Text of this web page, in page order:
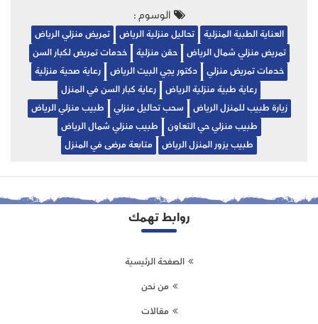
الوسوم :
العناية الطبية المنزلية تحاليل منزلية الرياض تمريض منزلي الرياض
تمريض منزلي شمال الرياض حقن منزلية خدمات تمريض لكبار السن
خدمات تمريض منزلي دكتور يجي البيت الرياض رعاية صحية منزلية
رعاية طبية منزلية الرياض رعاية كبار السن في المنزل
زيارة طبيب للمنزل الرياض سحب تحاليل منزلي طبيب منزلي الرياض
طبيب منزلي حي التعاون طبيب منزلي شمال الرياض
طبيب يزور المنزل الرياض متابعة مرضى في المنزل
روابط تهمك
الصفحة الرئيسية
من نحن
مقالات